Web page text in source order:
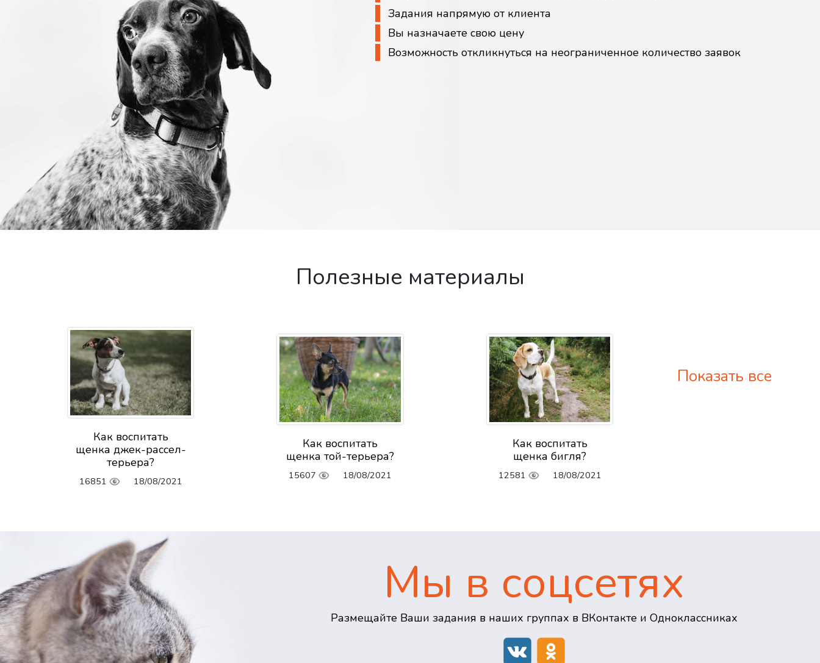
Задания напрямую от клиента
Вы назначаете свою цену
Возможность откликнуться на неограниченное количество заявок
Полезные материалы
Как воспитать
щенка джек-рассел-
терьера?
16851 18/08/2021
Как воспитать
щенка той-терьера?
15607 18/08/2021
Как воспитать
щенка бигля?
12581 18/08/2021
Показать все
Мы в соцсетях
Размещайте Ваши задания в наших группах в ВКонтакте и Одноклассниках